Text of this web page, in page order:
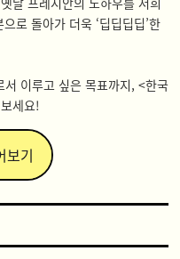
로 돌아가 더욱 ‘딥딥딥딥’한
이루고 싶은 목표까지, <한국
세요!
보기